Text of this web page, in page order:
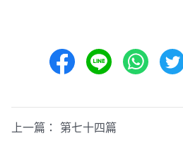
上一篇： 第七十四篇